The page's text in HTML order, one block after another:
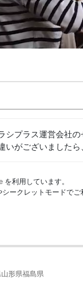
シプラス運営会社
いがございましたら
を利用しています。
ークレットモードで
山形県福島県